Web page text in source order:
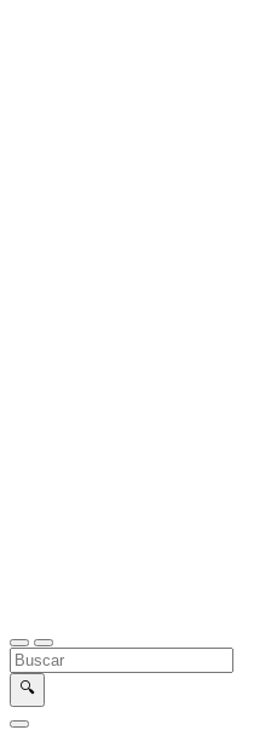
Buscar en la web
Buscar
🔍